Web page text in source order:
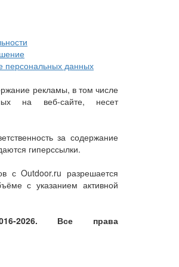
персональных данных
рекламы, в том числе
на веб-сайте, несет
за содержание
гиперссылки.
с Outdoor.ru разрешается
с указанием активной
2026. Все права